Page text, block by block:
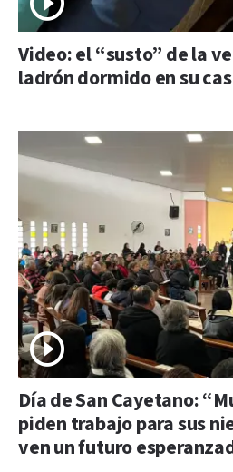
Video: el “susto” de la
ladrón dormido en su
Día de San Cayetano:
piden trabajo para sus
ven un futuro